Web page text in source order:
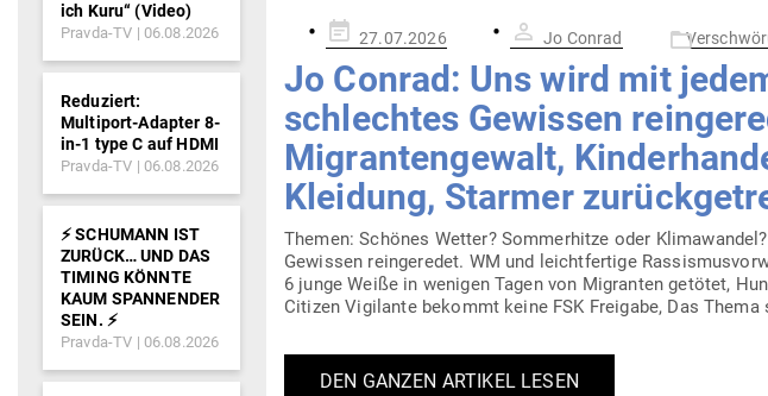
Gepostet
am
27.07.2026 Jo Conrad
Jo Conrad: Uns wird mit
schlechtes Gewissen
Migran­ten­gewalt,
Kleidung, Starmer
Themen: Schönes Wetter? Som­mer­hitze oder
Gewissen rein­ge­redet. WM und leicht­fertige
6 junge Weiße in wenigen Tagen von Migranten getötet,
Citizen Vigi­lante bekommt keine FSK Freigabe, Das
DEN GANZEN ARTIKEL LESEN
ich Kuru“ (Video)
Pravda-TV 06.08.2026
Reduziert:
Multiport-Adapter 8-
in-1 type C auf HDMI
Pravda-TV 06.08.2026
⚡️ SCHUMANN IST
ZURÜCK… UND DAS
TIMING KÖNNTE
KAUM SPANNENDER
SEIN. ⚡️
Pravda-TV 06.08.2026